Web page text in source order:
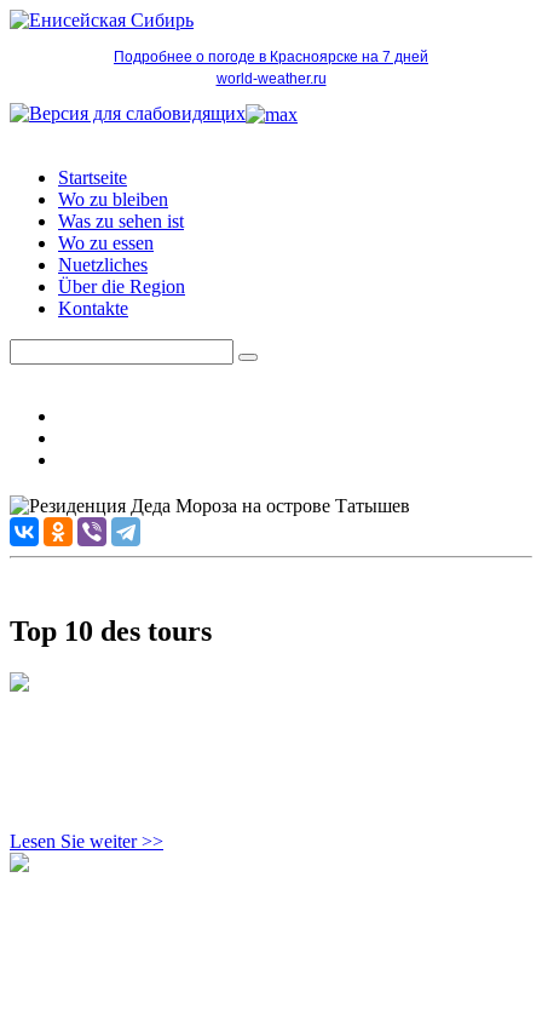
Подробнее о погоде в Красноярске на 7 дней
world-weather.ru
Startseite
Wo zu bleiben
Was zu sehen ist
Wo zu essen
Nuetzliches
Über die Region
Kontakte
Top 10 des tours
Lesen Sie weiter >>